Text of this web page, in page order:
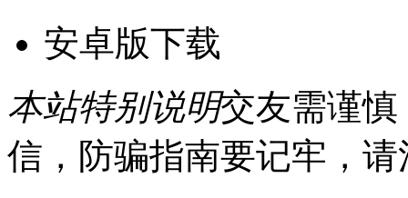
安卓版下载
本站特别说明交友需谨
信，防骗指南要记牢，